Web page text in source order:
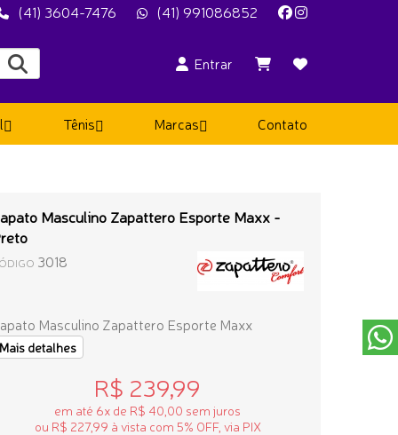
(41) 3604-7476 (41) 991086852
Entrar
Tênis Marcas Contato
Masculino Zapattero Esporte Maxx -
3018
Masculino Zapattero Esporte Maxx
Mais detalhes
R$ 239,99
em até 6x de R$ 40,00 sem juros
ou R$ 227,99 à vista com 5% OFF, via PIX